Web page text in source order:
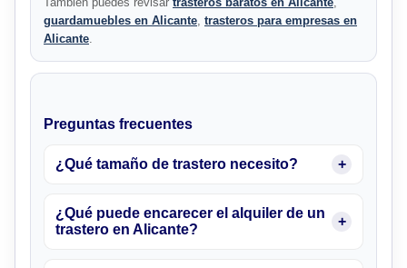
guardamuebles en Alicante, trasteros para empresas en
Alicante.
Preguntas frecuentes
¿Qué tamaño de trastero necesito?
¿Qué puede encarecer el alquiler de un
trastero en Alicante?